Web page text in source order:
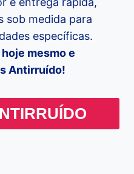
sob medida para
específicas.
mesmo e
Antirruído!